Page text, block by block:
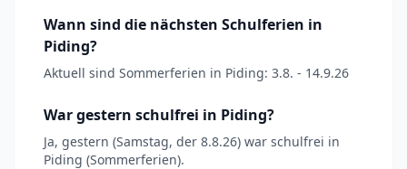
Wann sind die nächsten Schulferien in
Piding?
Aktuell sind Sommerferien in Piding: 3.8. - 14.9.26
War gestern schulfrei in Piding?
Ja, gestern (Samstag, der 8.8.26) war schulfrei in
Piding (Sommerferien).